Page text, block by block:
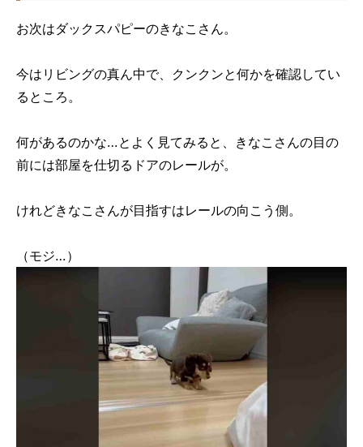
お次はダックスパピーのきなこさん。
今はリビングの真ん中で、クンクンと何かを確認してい
るところ。
何があるのかな…とよく見てみると、きなこさんの目の
前には部屋を仕切るドアのレールが。
けれどきなこさんが目指すはレールの向こう側。
（モジ…）